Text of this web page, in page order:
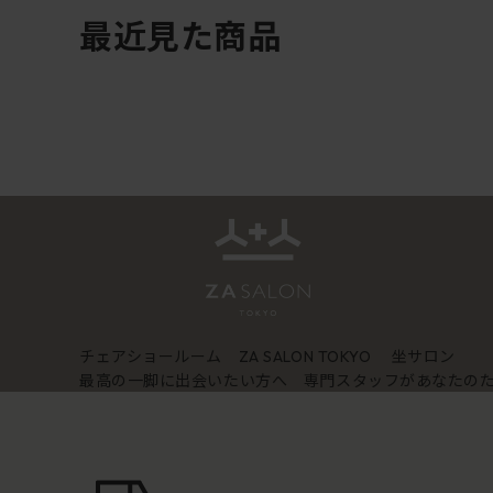
最近見た商品
チェアショールーム ZA SALON TOKYO
坐サロン
最高の一脚に出会いたい方へ 専門スタッフがあなたの